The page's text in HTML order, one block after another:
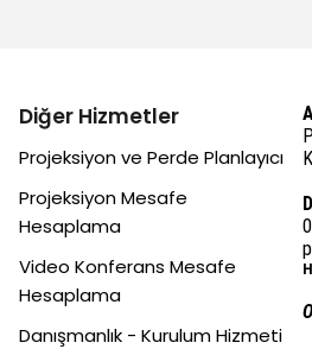
Diğer Hizmetler
Projeksiyon ve Perde Planlayıcı
Projeksiyon Mesafe
Hesaplama
Video Konferans Mesafe
Hesaplama
Danışmanlık - Kurulum Hizmeti